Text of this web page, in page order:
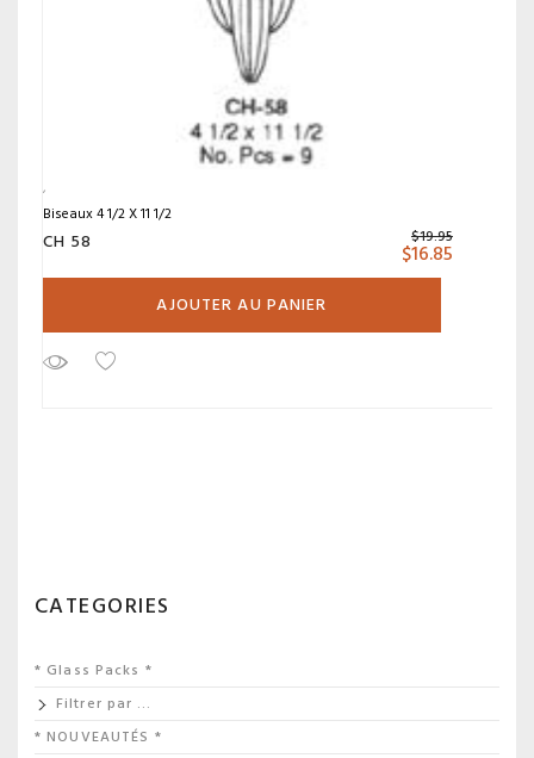
Biseaux 4 1/2 X 11 1/2
CH 58 $19.95
$16.85
AJOUTER AU PANIER
CATEGORIES
* Glass Packs *
Filtrer par …
* NOUVEAUTÉS *